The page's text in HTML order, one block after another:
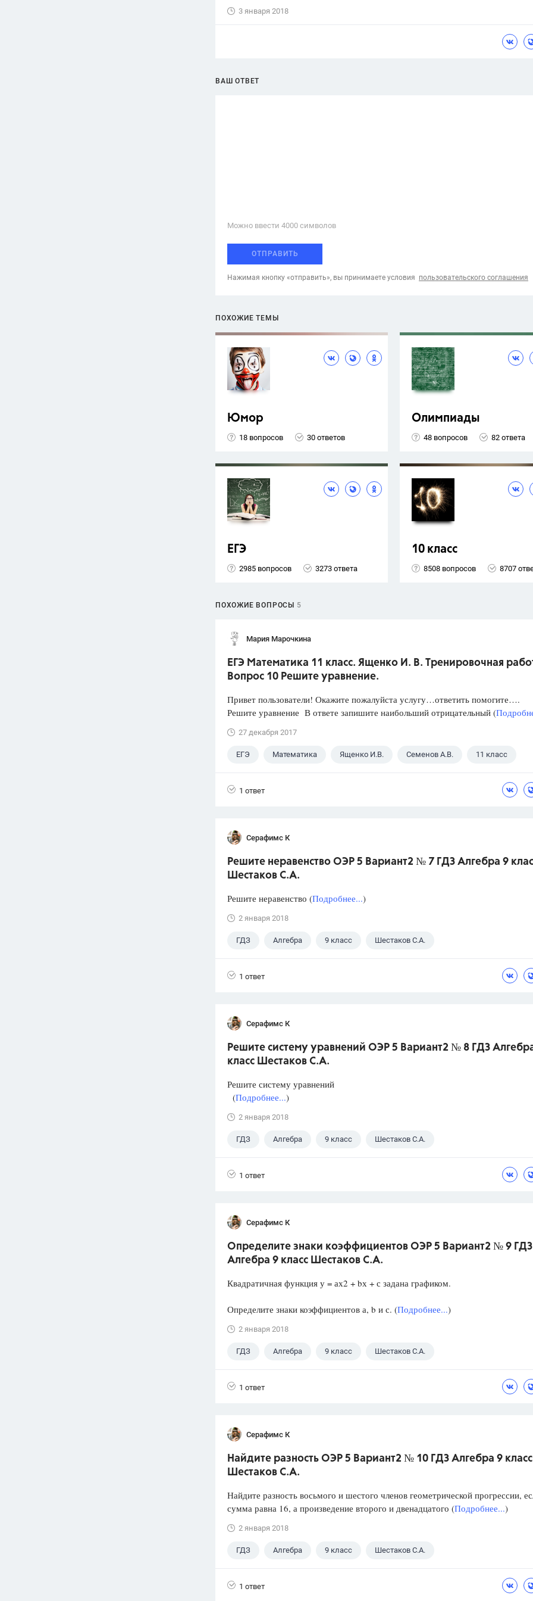
3 января 2018
ВАШ ОТВЕТ
Можно ввести 4000 cимволов
ОТПРАВИТЬ
Нажимая кнопку «отправить», вы принимаете условия пользовательского соглашения
ПОХОЖИЕ ТЕМЫ
Юмор
18 вопросов 30 ответов
Олимпиады
48 вопросов 82 ответа
ЕГЭ
2985 вопросов 3273 ответа
10 класс
8508 вопросов 8707
ПОХОЖИЕ ВОПРОСЫ 5
Мария Марочкина
ЕГЭ Математика 11 класс. Ященко И. В. Тренировочная
Вопрос 10 Решите уравнение.
Привет пользователи! Окажите пожалуйста услугу…ответить помогите….
Решите уравнение В ответе запишите наибольший отрицательный (
27 декабря 2017
ЕГЭ Математика Ященко И.В. Семенов А.В. 11 класс
1 ответ
Серафимс К
Решите неравенство ОЭР 5 Вариант2 № 7 ГДЗ Алгебра 9
Шестаков С.А.
Решите неравенство (Подробнее...)
2 января 2018
ГДЗ Алгебра 9 класс Шестаков С.А.
1 ответ
Серафимс К
Решите систему уравнений ОЭР 5 Вариант2 № 8 ГДЗ
класс Шестаков С.А.
Решите систему уравнений
(Подробнее...)
2 января 2018
ГДЗ Алгебра 9 класс Шестаков С.А.
1 ответ
Серафимс К
Определите знаки коэффициентов ОЭР 5 Вариант2 № 9 ГДЗ
Алгебра 9 класс Шестаков С.А.
Квадратичная функция у = ах2 + bх + с задана графиком.
Определите знаки коэффициентов а, b и с. (Подробнее...)
2 января 2018
ГДЗ Алгебра 9 класс Шестаков С.А.
1 ответ
Серафимс К
Найдите разность ОЭР 5 Вариант2 № 10 ГДЗ Алгебра 9 класс
Шестаков С.А.
Найдите разность восьмого и шестого членов геометрической прогрессии,
сумма равна 16, а произведение второго и двенадцатого (Подробнее...)
2 января 2018
ГДЗ Алгебра 9 класс Шестаков С.А.
1 ответ